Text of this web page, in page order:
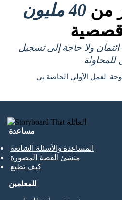
من 40 مليون
ائتمان ولا حاجة إلى تسجيل
العمل الأولى الخاصة بي
مساعدة
المساعدة والأسئلة الشائعة
منشئ القصة المصورة
كيف تطبع
للمعلمين